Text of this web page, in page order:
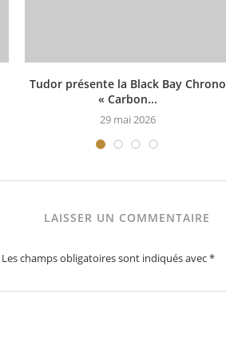
Tudor présente la Black Bay Chrono
« Carbon...
29 mai 2026
LAISSER UN COMMENTAIRE
Les champs obligatoires sont indiqués avec*